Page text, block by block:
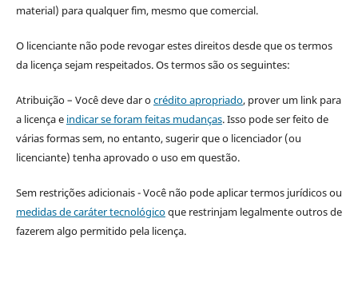
material) para qualquer fim, mesmo que comercial.
O licenciante não pode revogar estes direitos desde que os termos
da licença sejam respeitados. Os termos são os seguintes:
Atribuição – Você deve dar ocrédito apropriado, prover um link para
a licença e indicar se foram feitas mudanças. Isso pode ser feito de
várias formas sem, no entanto, sugerir que o licenciador (ou
licenciante) tenha aprovado o uso em questão.
Sem restrições adicionais - Você não pode aplicar termos jurídicos ou
medidas de caráter tecnológicoque restrinjam legalmente outros de
fazerem algo permitido pela licença.